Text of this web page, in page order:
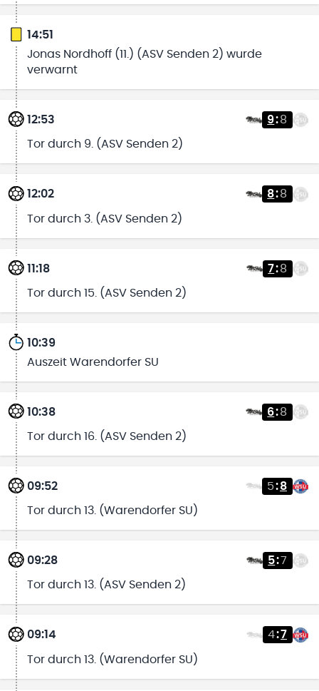
14:51
Jonas Nordhoff (11.) (ASV Senden 2) wurde
verwarnt
12:53 9:8
Tor durch 9. (ASV Senden 2)
12:02 8:8
Tor durch 3. (ASV Senden 2)
11:18 7:8
Tor durch 15. (ASV Senden 2)
10:39
Auszeit Warendorfer SU
10:38 6:8
Tor durch 16. (ASV Senden 2)
09:52 5:8
Tor durch 13. (Warendorfer SU)
09:28 5:7
Tor durch 13. (ASV Senden 2)
09:14 4:7
Tor durch 13. (Warendorfer SU)